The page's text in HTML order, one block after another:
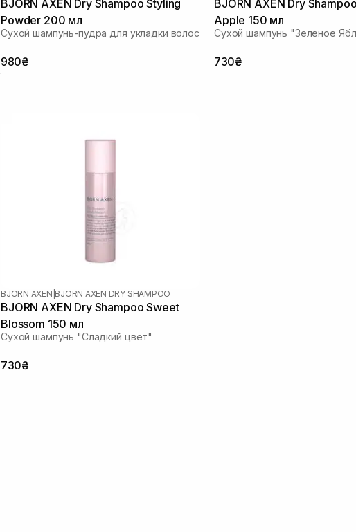
BJORN AXEN Dry Shampoo Styling
Powder 200 мл
Сухой шампунь-пудра для укладки волос
980₴
BJORN AXEN Dry Shampoo Green
Apple 150 мл
Сухой шампунь "Зеленое
730₴
BJORN AXEN BJORN AXEN DRY SHAMPOO
BJORN AXEN Dry Shampoo Sweet
Blossom 150 мл
Сухой шампунь "Сладкий цвет"
730₴